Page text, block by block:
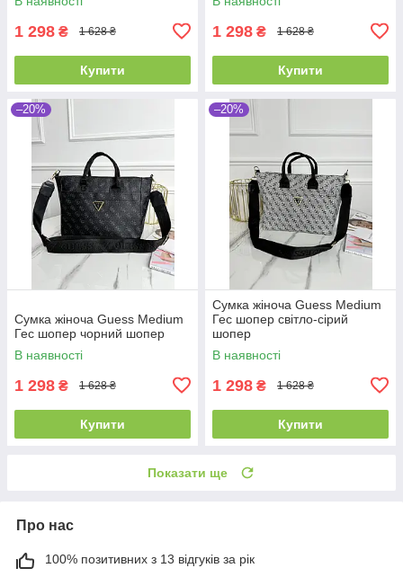
1 298 ₴ 1 628 ₴
Купити
1 298 ₴ 1 628 ₴
Купити
–20%
Сумка жіноча Guess Medium
Гес шопер чорний шопер
В наявності
1 298 ₴ 1 628 ₴
Купити
–20%
Сумка жіноча Guess Medium
Гес шопер світло-сірий
шопер
В наявності
1 298 ₴ 1 628 ₴
Купити
Показати ще
Про нас
100% позитивних з 13 відгуків за рік